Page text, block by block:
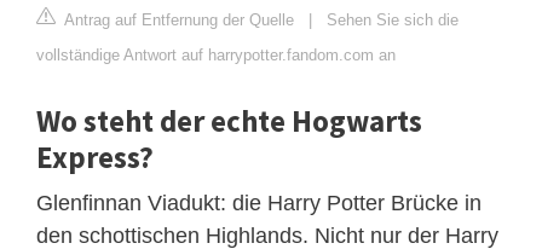
Antrag auf Entfernung der Quelle | Sehen Sie sich die
vollständige Antwort auf harrypotter.fandom.com an
Wo steht der echte Hogwarts
Express?
Glenfinnan Viadukt: die Harry Potter Brücke in
den schottischen Highlands. Nicht nur der Harry